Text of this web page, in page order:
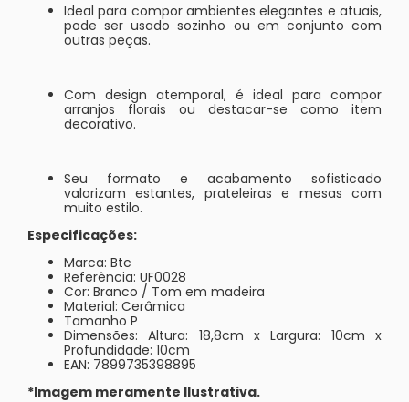
Ideal para compor ambientes elegantes e atuais,
pode ser usado sozinho ou em conjunto com
outras peças.
Com design atemporal, é ideal para compor
arranjos florais ou destacar-se como item
decorativo.
Seu formato e acabamento sofisticado
valorizam estantes, prateleiras e mesas com
muito estilo.
Especificações:
Marca: Btc
Referência: UF0028
Cor: Branco / Tom em madeira
Material: Cerâmica
Tamanho P
Dimensões: Altura: 18,8cm x Largura: 10cm x
Profundidade: 10cm
EAN: 7899735398895
*Imagem meramente Ilustrativa.